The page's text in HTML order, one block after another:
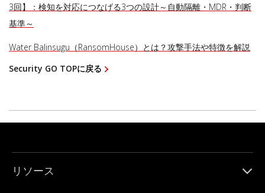
3回】：検知を対応につなげる3つの設計～自動隔離・MDR・判断
基準～
Water Balinsugu（RansomHouse）とは？攻撃手法や特徴を解説
Security GO TOPに戻る
リソース